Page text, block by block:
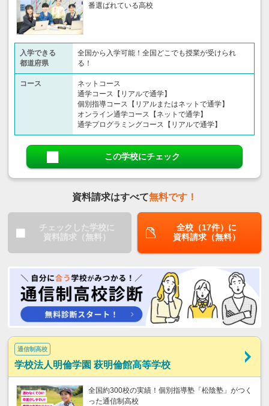
番選ばれている高校
入学できる
都道府県
全国から入学可能！全国どこでも授業が受けられ
る！
コース
ネットコース
通学コース【リアルで通学】
個別指導コース【リアルまたはネットで通学】
オンライン通学コース【ネットで通学】
通学プログラミングコース【リアルで通学】
この学校にチェック
資料請求はすべて無料です！
チェックした学校に
資料請求（無料）
全校（17件）に
資料請求（無料）
通信制高校
学校法人明倫学園 萩明倫館高等学校
全国約300校の実績！個別指導塾「松陰塾」がつく
った通信制高校